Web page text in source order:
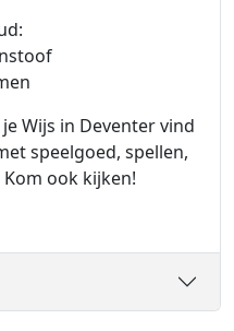
Wijs in Deventer vind
speelgoed, spellen,
ook kijken!